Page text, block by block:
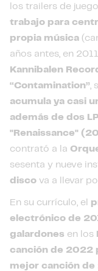
los trailers de
trabajo para
propia música
años antes, en
Kannibalen
“Contamination”,
acumula ya casi
además de dos
"Renaissance"
contrató a la
sesenta y nueve
disco va a llevar
En su currículo, el
electrónico de
galardones en los
canción de 2022
mejor canción de